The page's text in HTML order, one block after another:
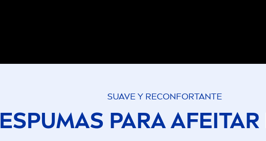
SUAVE Y RECONFORTANTE
ESPUMAS PARA AFEITAR